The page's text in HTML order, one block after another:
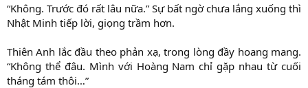
“Không. Trước đó rất lâu nữa.” Sự bất ngờ chưa lắng xuống thì
Nhật Minh tiếp lời, giọng trầm hơn.
Thiên Anh lắc đầu theo phản xạ, trong lòng đầy hoang mang.
“Không thể đâu. Mình với Hoàng Nam chỉ gặp nhau từ cuối
tháng tám thôi…”